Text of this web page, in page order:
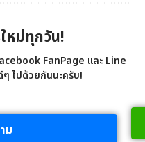
หม่ทุกวัน!
FanPage และ Line
ๆ ไปด้วยกันนะครับ!
ม